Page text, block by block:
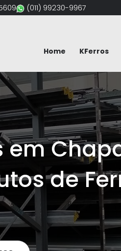
(011) 99230-9967
Home KFerros
Ferro e